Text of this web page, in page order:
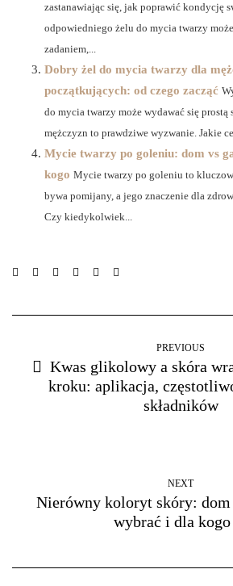
zastanawiając się, jak poprawić kondycję
odpowiedniego żelu do mycia twarzy
zadaniem,...
Dobry żel do mycia twarzy dla
początkujących: od czego zacząć
do mycia twarzy może wydawać się prostą
mężczyzn to prawdziwe wyzwanie. Jakie
Mycie twarzy po goleniu: dom vs
kogo Mycie twarzy po goleniu to
bywa pomijany, a jego znaczenie dla
Czy kiedykolwiek...
PREVIOUS
Kwas glikolowy a skóra
kroku: aplikacja,
składników
NEXT
Nierówny koloryt skóry: dom
wybrać i dla kogo